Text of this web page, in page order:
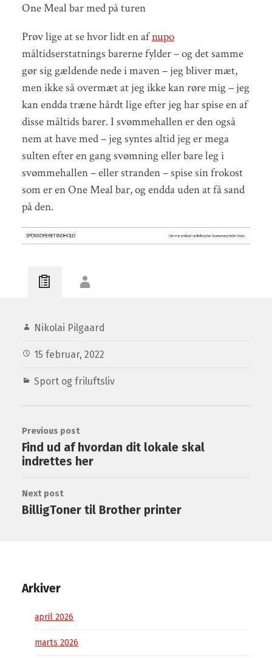
One Meal bar med på turen
Prøv lige at se hvor lidt en afnupo
måltidserstatnings barerne fylder – og det samme
gør sig gældende nede i maven – jeg bliver mæt,
men ikke så overmæt at jeg ikke kan røre mig – jeg
kan endda træne hårdt lige efter jeg har spise en af
disse måltids barer. I svømmehallen er den også
nem at have med – jeg syntes altid jeg er mega
sulten efter en gang svømning eller bare leg i
svømmehallen – eller stranden – spise sin frokost
som er en One Meal bar, og endda uden at få sand
på den.
Nikolai Pilgaard
15 februar, 2022
Sport og friluftsliv
Previous post
Find ud af hvordan dit lokale skal
indrettes her
Next post
BilligToner til Brother printer
Arkiver
april 2026
marts 2026